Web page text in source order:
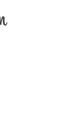
の湯飲み再入
♪ころころぱす